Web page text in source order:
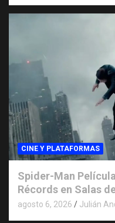
CINE Y PLATAFORMAS
Spider-Man
Récords en Salas
agosto 6, 2026 Julián